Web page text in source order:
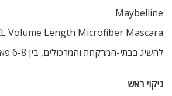
Maybelline
Volume Length Microfiber Mascara
להשיג בבתי-המרקחת והמרכולים, בין 6-8 פאונד.
ניקוי ראש